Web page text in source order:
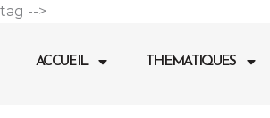
tag -->
contenu
ACCUEIL THEMATIQUES